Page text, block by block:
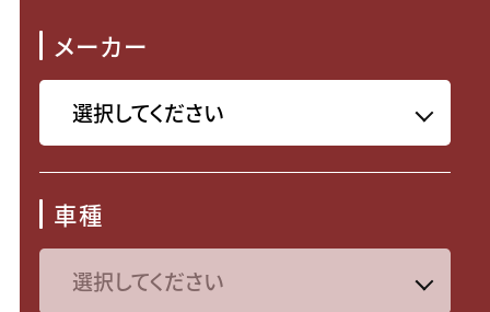
メーカー
車種